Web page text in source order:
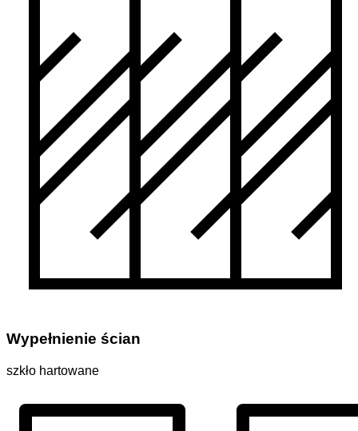
Wypełnienie ścian
szkło hartowane